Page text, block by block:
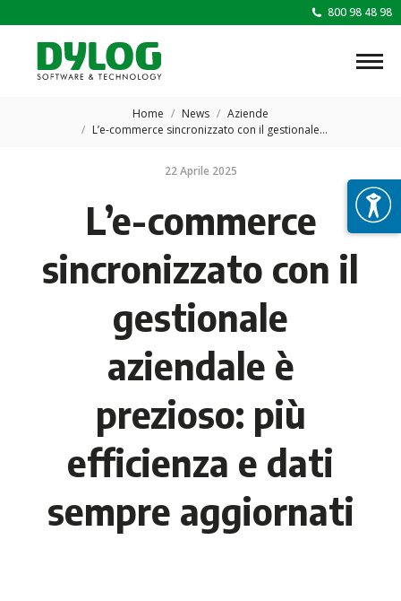
800 98 48 98
Home News
Aziende
L’e-commerce sincronizzato con il gestionale…
22 Aprile 2025
L’e-commerce
sincronizzato con il
gestionale
aziendale è
prezioso: più
efficienza e dati
sempre aggiornati